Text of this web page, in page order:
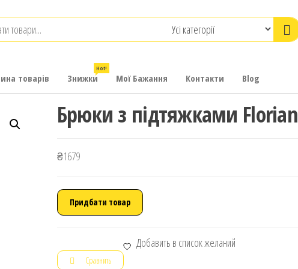
товарів Знижки
Hot!
Мої Бажання Контакти Blog
Брюки з підтяжками Florian
₴1679
Придбати товар
Добавить в список желаний
Сравнить